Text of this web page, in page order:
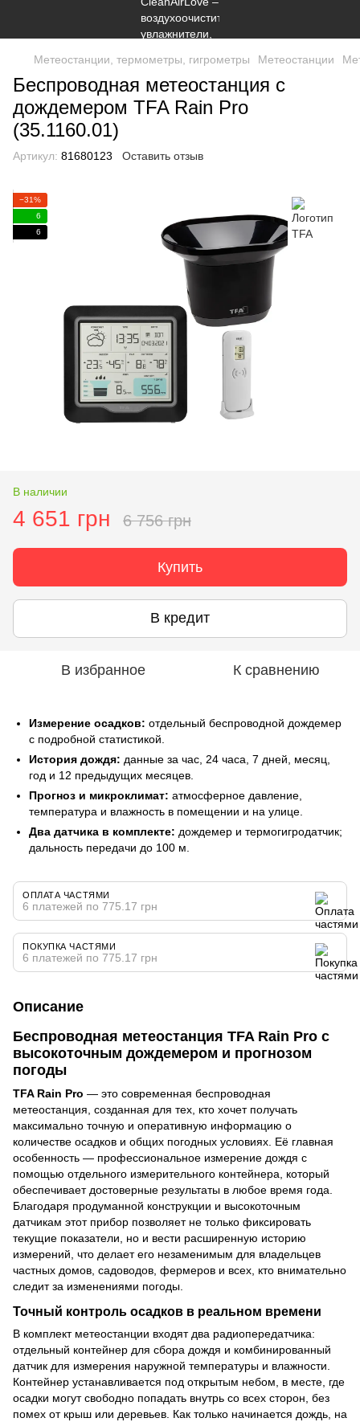
Метеостанции, термометры, гигрометры Метеостанции
Беспроводная метеостанция с
дождемером TFA Rain Pro
(35.1160.01)
Артикул: 81680123 Оставить отзыв
−31%
6
6
В наличии
4 651 грн 6 756 грн
Купить
В кредит
В избранное К сравнению
Измерение осадков: отдельный беспроводной дождемер
с подробной статистикой.
История дождя: данные за час, 24 часа, 7 дней, месяц,
год и 12 предыдущих месяцев.
Прогноз и микроклимат: атмосферное давление,
температура и влажность в помещении и на улице.
Два датчика в комплекте: дождемер и термогигродатчик;
дальность передачи до 100 м.
ОПЛАТА ЧАСТЯМИ
6 платежей по 775.17 грн
ПОКУПКА ЧАСТЯМИ
6 платежей по 775.17 грн
Описание
Беспроводная метеостанция TFA Rain Pro с
высокоточным дождемером и прогнозом
погоды
TFA Rain Pro — это современная беспроводная
метеостанция, созданная для тех, кто хочет получать
максимально точную и оперативную информацию о
количестве осадков и общих погодных условиях. Её главная
особенность — профессиональное измерение дождя с
помощью отдельного измерительного контейнера, который
обеспечивает достоверные результаты в любое время года.
Благодаря продуманной конструкции и высокоточным
датчикам этот прибор позволяет не только фиксировать
текущие показатели, но и вести расширенную историю
измерений, что делает его незаменимым для владельцев
частных домов, садоводов, фермеров и всех, кто внимательно
следит за изменениями погоды.
Точный контроль осадков в реальном времени
В комплект метеостанции входят два радиопередатчика:
отдельный контейнер для сбора дождя и комбинированный
датчик для измерения наружной температуры и влажности.
Контейнер устанавливается под открытым небом, в месте, где
осадки могут свободно попадать внутрь со всех сторон, без
помех от крыш или деревьев. Как только начинается дождь, на